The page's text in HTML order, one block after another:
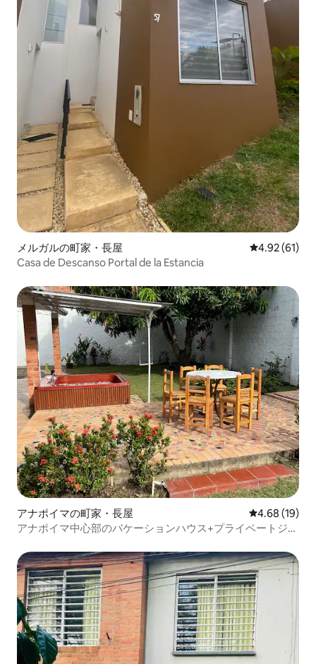
メルガルの町家・長屋 レビュー61
4.92 (61)
Casa de Descanso Portal de la Estancia
アナポイマの町家・長屋 レビュー19
4.68 (19)
アナポイマ中心部のバケーションハウス+プライベートジャ